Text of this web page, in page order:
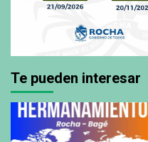
Te pueden interesar